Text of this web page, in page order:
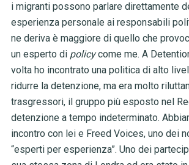
i migranti possono parlare direttamente
esperienza personale ai responsabili
ne deriva è maggiore di quello che
un esperto di policycome me. A
volta ho incontrato una politica di alto
ridurre la detenzione, ma era molto
trasgressori, il gruppo più esposto nel
detenzione a tempo indeterminato.
incontro con lei e Freed Voices, uno dei
“esperti per esperienza”. Uno dei